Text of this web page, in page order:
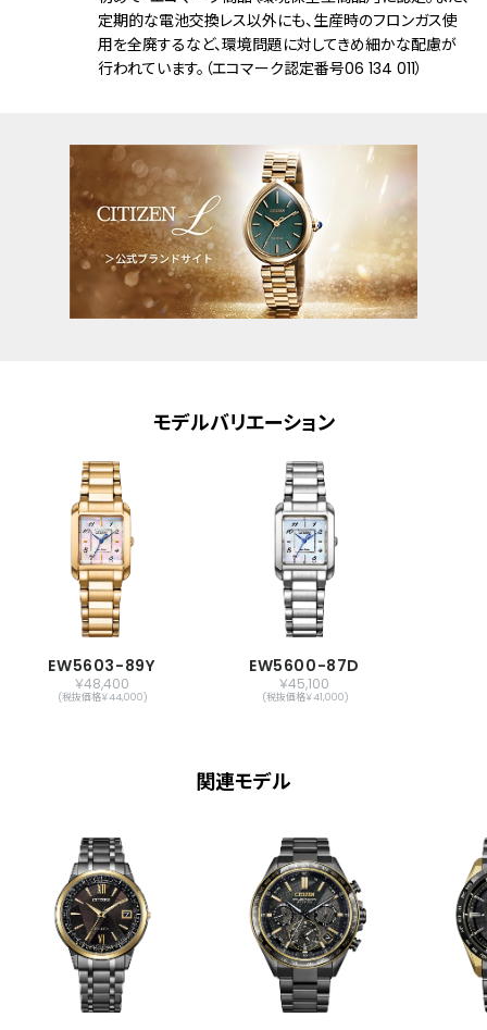
メーカー保証
国際保証3年間(購入後1年以内にMY
CITIZENご登録で国内保証5年間)
定期的な電池交換レス以外にも、生産時のフロンガス使
用を全廃するなど、環境問題に対してきめ細かな配慮が
行われています。（エコマーク認定番号06 134 011）
モデルバリエーション
EW5603-89Y
￥48,400
(税抜価格￥44,000)
EW5600-87D
￥45,100
(税抜価格￥41,000)
関連モデル